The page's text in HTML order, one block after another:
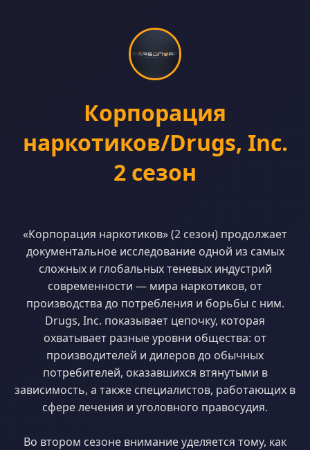
Корпорация
наркотиков/Drugs, Inc.
2 сезон
«Корпорация наркотиков» (2 сезон) продолжает
документальное исследование одной из самых
сложных и глобальных теневых индустрий
современности — мира наркотиков, от
производства до потребления и борьбы с ним.
Drugs, Inc. показывает цепочку, которая
охватывает разные уровни общества: от
производителей и дилеров до обычных
потребителей, оказавшихся втянутыми в
зависимость, а также специалистов, работающих в
сфере лечения и уголовного правосудия.
Во втором сезоне внимание уделяется тому, как